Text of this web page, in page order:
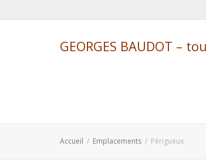
GEORGES BAUDOT –
Accueil Emplacements Périgueux